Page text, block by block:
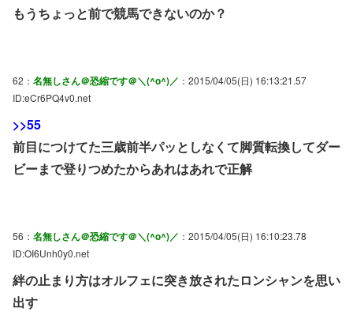
もうちょっと前で競馬できないのか？
62： 名無しさん＠恐縮です＠＼(^o^)／ ：2015/04/05(日) 16:13:21.57
ID:eCr6PQ4v0.net
>>55
前目につけてた三歳前半パッとしなくて脚質転換してダー
ビーまで登りつめたからあれはあれで正解
56： 名無しさん＠恐縮です＠＼(^o^)／ ：2015/04/05(日) 16:10:23.78
ID:OI6Unh0y0.net
絆の止まり方はオルフェに突き放されたロンシャンを思い
出す